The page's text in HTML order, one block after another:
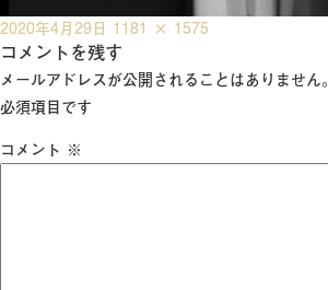
投
稿
日:
2020年4月29日 フ
ル
サ
1181 × 1575
コメントを残す
メールアドレスが公開されることはありません。
必須項目です
コメント ※